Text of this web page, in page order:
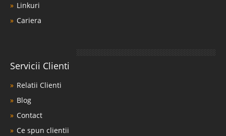
Linkuri
Cariera
Servicii Clienti
Relatii Clienti
Blog
Contact
Ce spun clientii